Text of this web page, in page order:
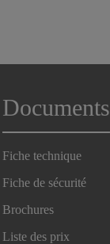
Documents
Fiche technique
Fiche de sécurité
Brochures
Liste des prix